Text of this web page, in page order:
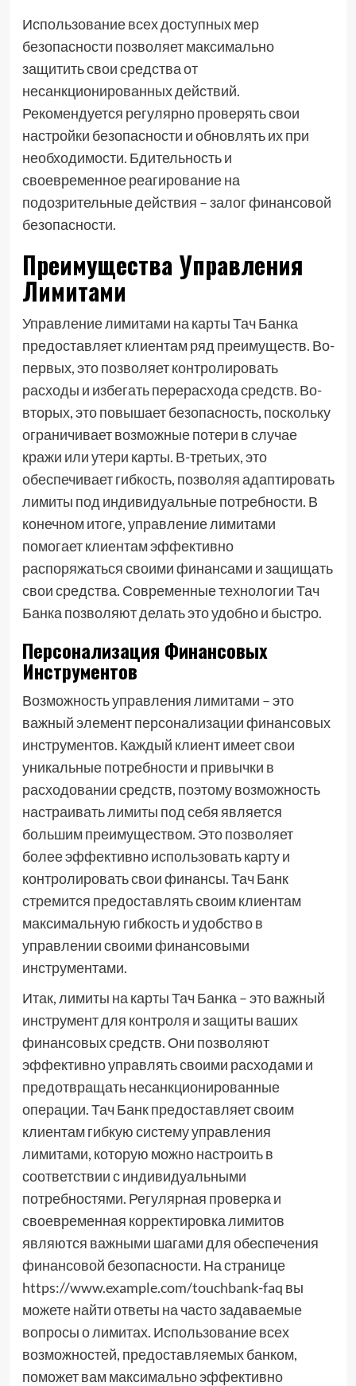
Использование всех доступных мер
безопасности позволяет максимально
защитить свои средства от
несанкционированных действий.
Рекомендуется регулярно проверять свои
настройки безопасности и обновлять их при
необходимости. Бдительность и
своевременное реагирование на
подозрительные действия – залог финансовой
безопасности.
Преимущества Управления
Лимитами
Управление лимитами на карты Тач Банка
предоставляет клиентам ряд преимуществ. Во-
первых, это позволяет контролировать
расходы и избегать перерасхода средств. Во-
вторых, это повышает безопасность, поскольку
ограничивает возможные потери в случае
кражи или утери карты. В-третьих, это
обеспечивает гибкость, позволяя адаптировать
лимиты под индивидуальные потребности. В
конечном итоге, управление лимитами
помогает клиентам эффективно
распоряжаться своими финансами и защищать
свои средства. Современные технологии Тач
Банка позволяют делать это удобно и быстро.
Персонализация Финансовых
Инструментов
Возможность управления лимитами – это
важный элемент персонализации финансовых
инструментов. Каждый клиент имеет свои
уникальные потребности и привычки в
расходовании средств, поэтому возможность
настраивать лимиты под себя является
большим преимуществом. Это позволяет
более эффективно использовать карту и
контролировать свои финансы. Тач Банк
стремится предоставлять своим клиентам
максимальную гибкость и удобство в
управлении своими финансовыми
инструментами.
Итак, лимиты на карты Тач Банка – это важный
инструмент для контроля и защиты ваших
финансовых средств. Они позволяют
эффективно управлять своими расходами и
предотвращать несанкционированные
операции. Тач Банк предоставляет своим
клиентам гибкую систему управления
лимитами, которую можно настроить в
соответствии с индивидуальными
потребностями. Регулярная проверка и
своевременная корректировка лимитов
являются важными шагами для обеспечения
финансовой безопасности. На странице
https://www.example.com/touchbank-faq вы
можете найти ответы на часто задаваемые
вопросы о лимитах. Использование всех
возможностей, предоставляемых банком,
поможет вам максимально эффективно